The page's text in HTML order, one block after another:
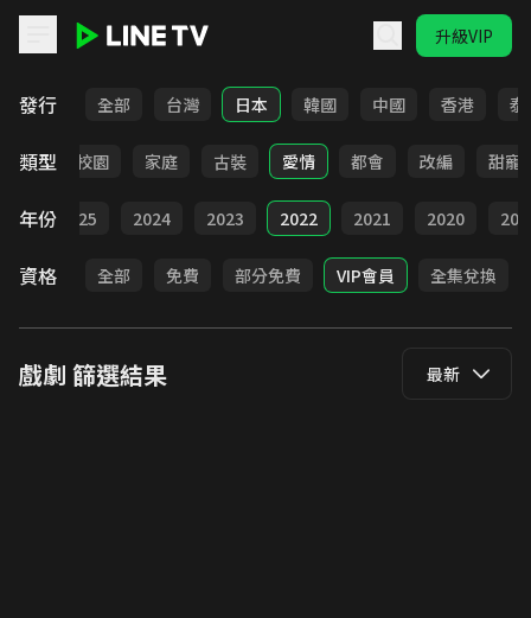
升級VIP
發行 全部 台灣 日本 韓國 中國 香港 泰
類型
職場 校園 家庭 古裝 愛情 都會 改編 甜寵
年份 2025 2024 2023 2022 2021 2020
資格 全部 免費 部分免費 VIP會員 全集兌換
戲劇 篩選結果 最新